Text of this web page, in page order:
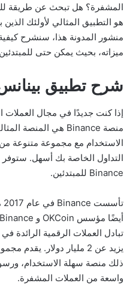
هو التطبيق المثالي لأولئك
ميزاته، بحيث يمكن حتى
شرح تطبيق بينانس
إذا كنت جديدًا في مجال
الاستخدام مع مجموعة متنوعة
التداول الخاصة بك أسهل.
Binance للمبتدئين.
تبادل العملات الرقمية الرائدة
يزيد عن 2 مليار دولار.
ذلك منصة سهلة الاستخدام،
واسعة من العملات المشفرة.